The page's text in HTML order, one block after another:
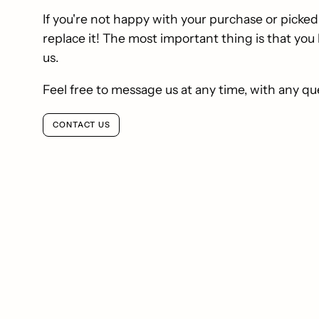
If you're not happy with your purchase or
replace it! The most important thing is that you
us.
Feel free to message us at any time, with any
CONTACT US